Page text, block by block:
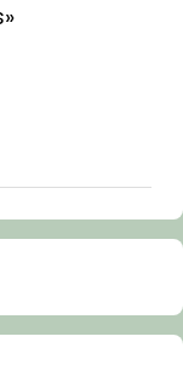
gairebé
la